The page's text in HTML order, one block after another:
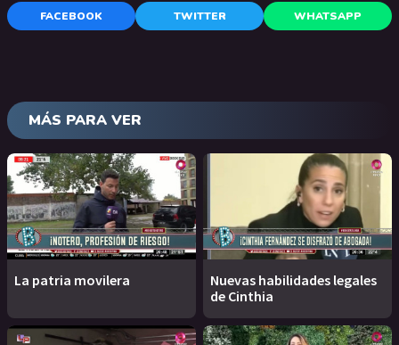
FACEBOOK TWITTER WHATSAPP
MÁS PARA VER
La patria movilera
Nuevas habilidades legales
de Cinthia